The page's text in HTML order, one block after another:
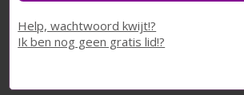
Help, wachtwoord kwijt!?
Ik ben nog geen gratis lid!?